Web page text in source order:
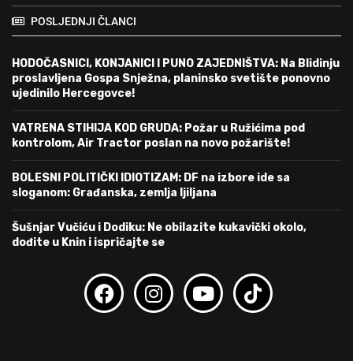
POSLJEDNJI ČLANCI
HODOČASNICI, KONJANICI I PUNO ZAJEDNIŠTVA: Na Blidinju
proslavljena Gospa Snježna, planinsko svetište ponovno
ujedinilo Hercegovce!
VATRENA STIHIJA KOD GRUDA: Požar u Ružićima pod
kontrolom, Air Tractor poslan na novo požarište!
BOLESNI POLITIČKI IDIOTIZAM: DF na izbore ide sa
sloganom: Građanska, zemlja ljiljana
Šušnjar Vučiću i Dodiku: Ne obilazite kukavički okolo,
dođite u Knin i ispričajte se